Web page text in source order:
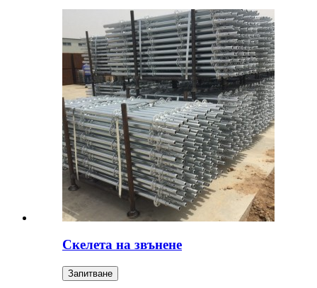
Скелета на звънене
Запитване